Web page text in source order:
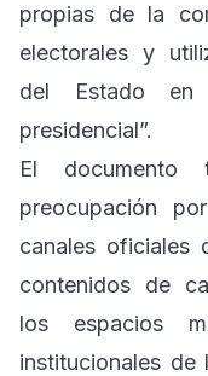
propias de la
electorales y
del Estado en
presidencial”.
El documento
preocupación
canales oficiales
contenidos de
los espacios
institucionales de